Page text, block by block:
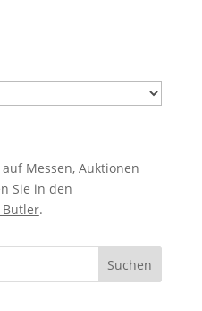
Messen, Auktionen
Sie in den
Butler.